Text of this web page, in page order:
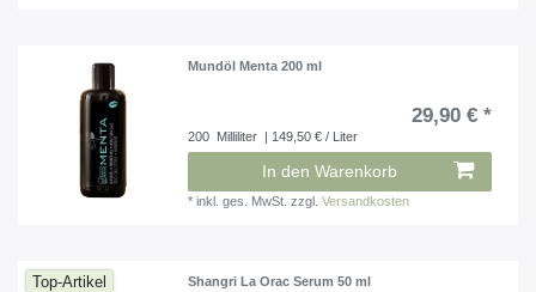
Mundöl Menta 200 ml
29,90 € *
200 Milliliter | 149,50 € / Liter
In den Warenkorb
*inkl. ges. MwSt. zzgl.Versandkosten
Top-Artikel Shangri La Orac Serum 50 ml